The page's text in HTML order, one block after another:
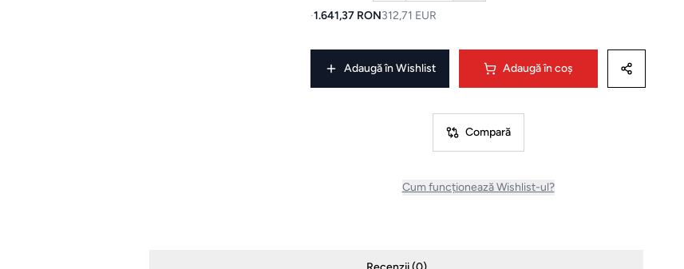
·1.641,37 RON312,71 EUR
Adaugă în Wishlist Adaugă în coș
Compară
Cum funcționează Wishlist-ul?